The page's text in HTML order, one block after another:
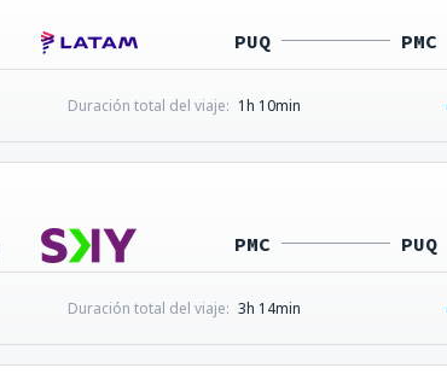
PUQ PMC
Duración total del viaje: 1h 10min
PMC PUQ
Duración total del viaje: 3h 14min